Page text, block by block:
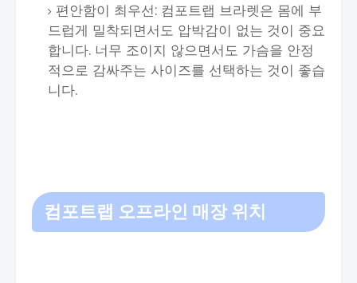
편안함이 최우선: 컴포트랩 브라렛은 몸에 부
드럽게 밀착되면서도 압박감이 없는 것이 중요
합니다. 너무 조이지 않으면서도 가슴을 안정
적으로 감싸주는 사이즈를 선택하는 것이 좋습
니다.
컴포트랩 오프라인 매장 위치